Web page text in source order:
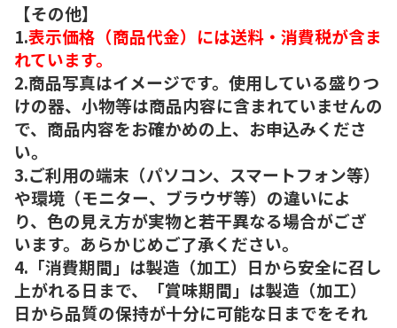
【その他】
1.表示価格（商品代金）には送料・消費税が含ま
れています。
2.商品写真はイメージです。使用している盛りつ
けの器、小物等は商品内容に含まれていませんの
で、商品内容をお確かめの上、お申込みくださ
い。
3.ご利用の端末（パソコン、スマートフォン等）
や環境（モニター、ブラウザ等）の違いによ
り、色の見え方が実物と若干異なる場合がござ
います。あらかじめご了承ください。
4.「消費期間」は製造（加工）日から安全に召し
上がれる日まで、「賞味期間」は製造（加工）
日から品質の保持が十分に可能な日までをそれ